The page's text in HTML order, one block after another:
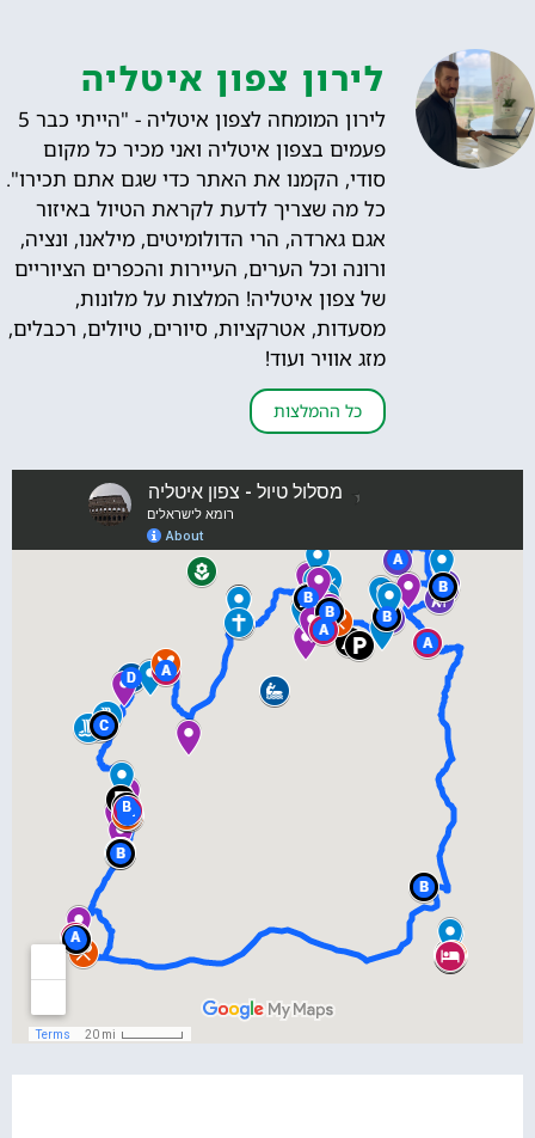
לירון צפון איטליה
לירון המומחה לצפון איטליה - "הייתי כבר 5
פעמים בצפון איטליה ואני מכיר כל מקום
סודי, הקמנו את האתר כדי שגם אתם תכירו".
כל מה שצריך לדעת לקראת הטיול באיזור
אגם גארדה, הרי הדולומיטים, מילאנו, ונציה,
ורונה וכל הערים, העיירות והכפרים הציוריים
של צפון איטליה! המלצות על מלונות,
מסעדות, אטרקציות, סיורים, טיולים, רכבלים,
מזג אוויר ועוד!
כל ההמלצות